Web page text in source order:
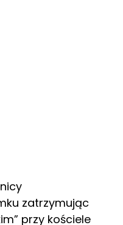
zatrzymując
przy kościele